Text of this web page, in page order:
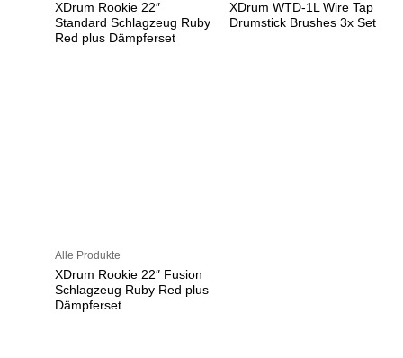
XDrum Rookie 22″
Standard Schlagzeug Ruby
Red plus Dämpferset
XDrum WTD-1L Wire Tap
Drumstick Brushes 3x Set
Alle Produkte
XDrum Rookie 22″ Fusion
Schlagzeug Ruby Red plus
Dämpferset